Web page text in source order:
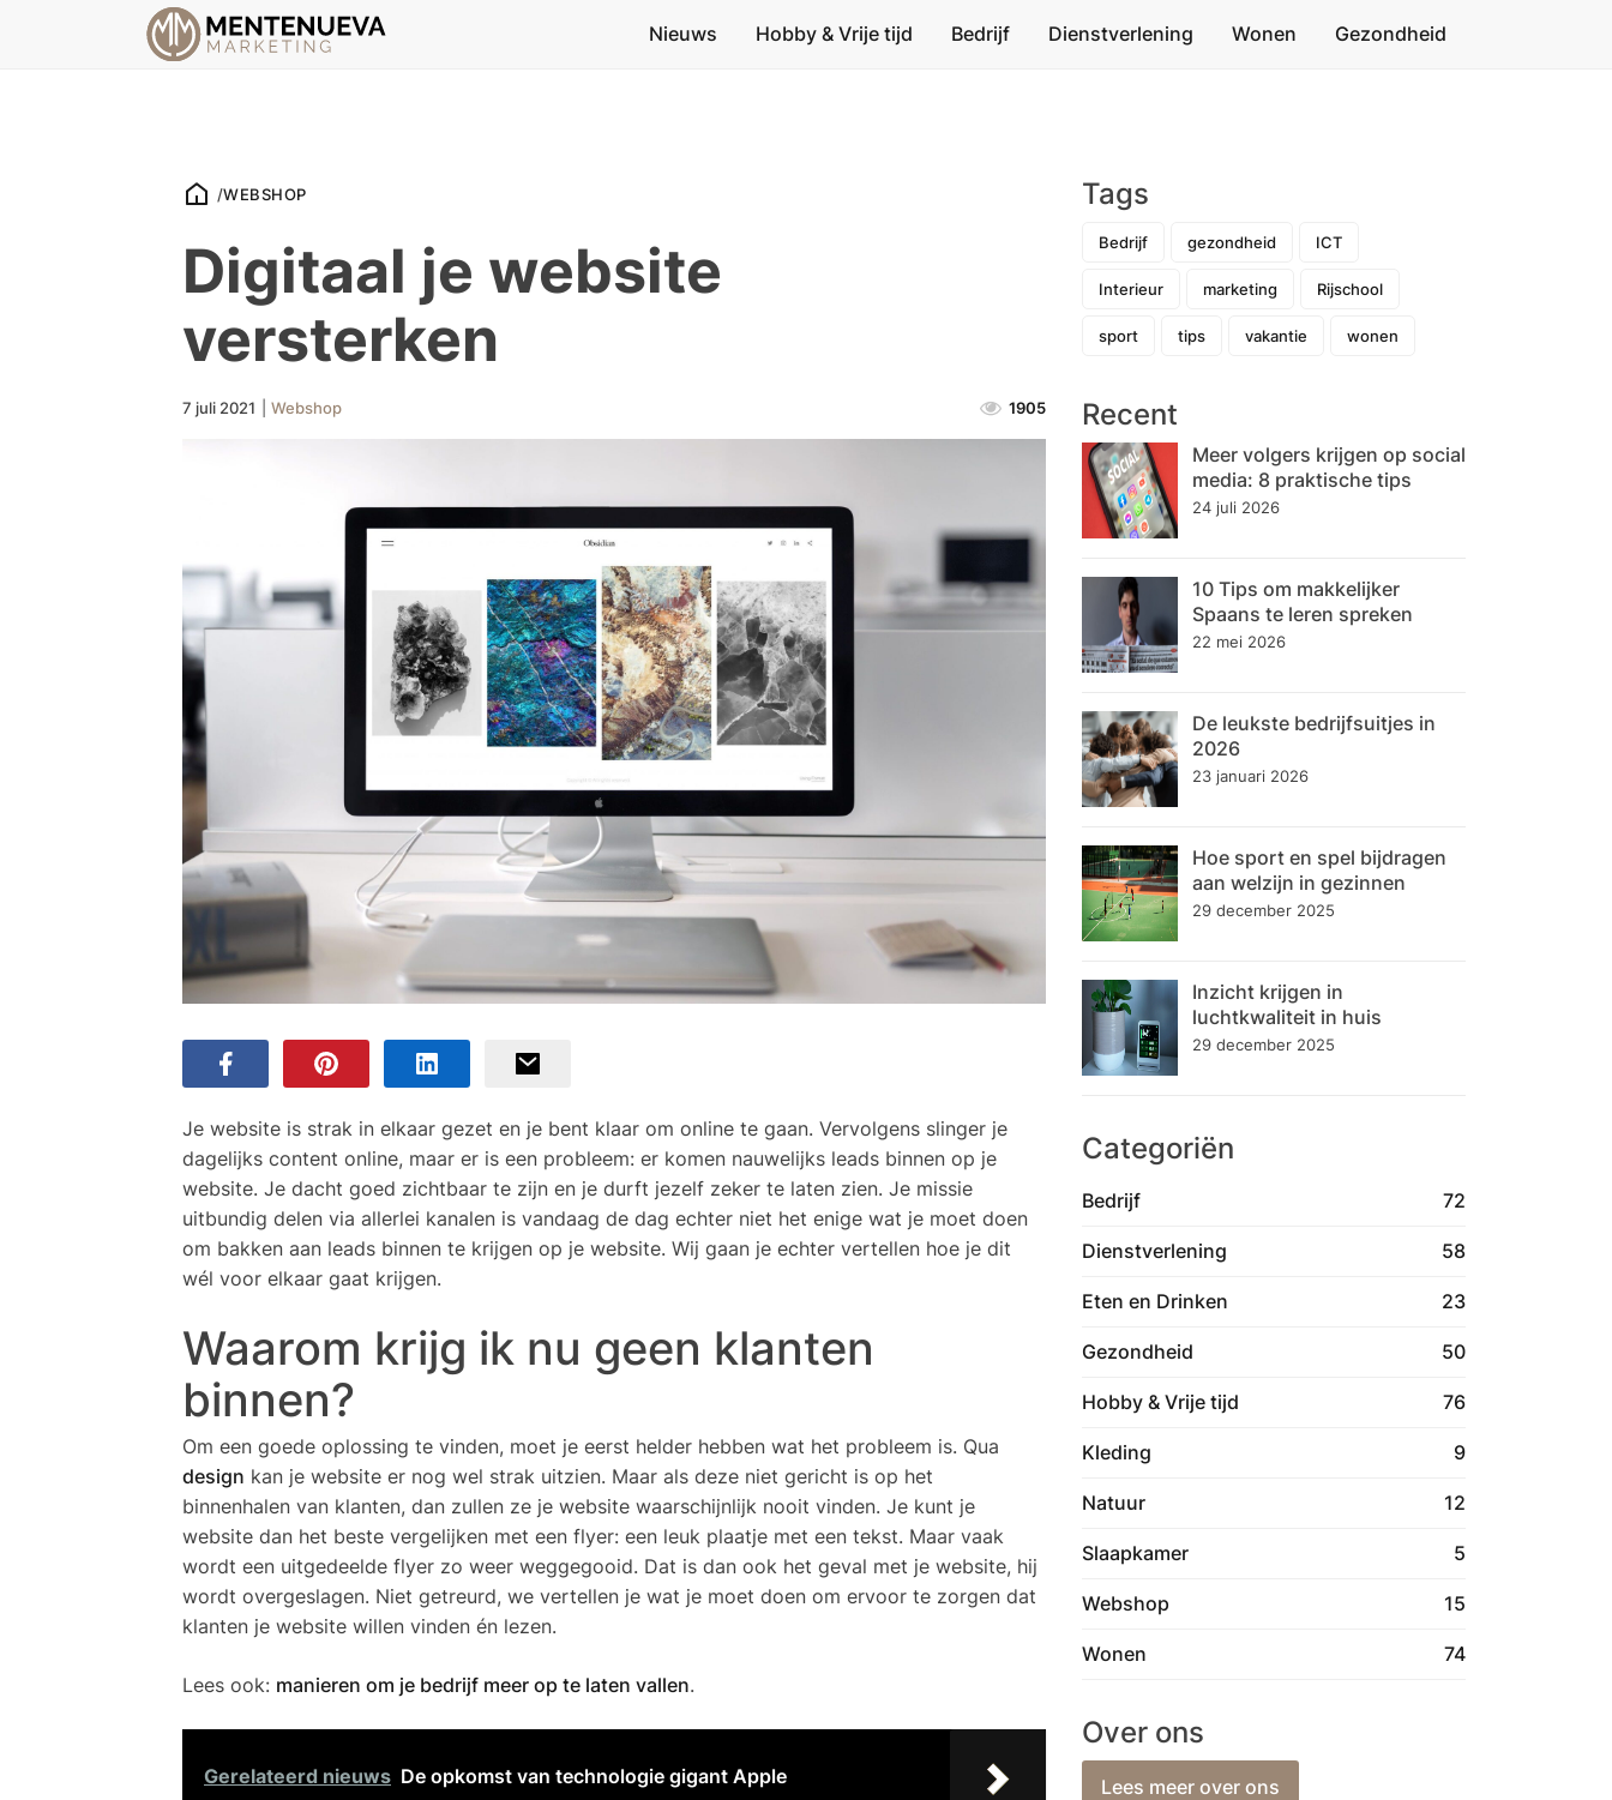
Nieuws Hobby & Vrije tijd Bedrijf Dienstverlening Wonen Gezondheid
/WEBSHOP
Digitaal je website
versterken
7 juli 2021 Webshop 1905
Je website is strak in elkaar gezet en je bent klaar om online te gaan. Vervolgens slinger je
dagelijks content online, maar er is een probleem: er komen nauwelijks leads binnen op je
website. Je dacht goed zichtbaar te zijn en je durft jezelf zeker te laten zien. Je missie
uitbundig delen via allerlei kanalen is vandaag de dag echter niet het enige wat je moet doen
om bakken aan leads binnen te krijgen op je website. Wij gaan je echter vertellen hoe je dit
wél voor elkaar gaat krijgen.
Waarom krijg ik nu geen klanten
binnen?
Om een goede oplossing te vinden, moet je eerst helder hebben wat het probleem is. Qua
design kan je website er nog wel strak uitzien. Maar als deze niet gericht is op het
binnenhalen van klanten, dan zullen ze je website waarschijnlijk nooit vinden. Je kunt je
website dan het beste vergelijken met een flyer: een leuk plaatje met een tekst. Maar vaak
wordt een uitgedeelde flyer zo weer weggegooid. Dat is dan ook het geval met je website, hij
wordt overgeslagen. Niet getreurd, we vertellen je wat je moet doen om ervoor te zorgen dat
klanten je website willen vinden én lezen.
Lees ook: manieren om je bedrijf meer op te laten vallen.
Gerelateerd nieuws De opkomst van technologie gigant Apple
Tags
Bedrijf gezondheid ICT
Interieur marketing Rijschool
sport tips vakantie wonen
Recent
Meer volgers krijgen op social
media: 8 praktische tips
24 juli 2026
10 Tips om makkelijker
Spaans te leren spreken
22 mei 2026
De leukste bedrijfsuitjes in
2026
23 januari 2026
Hoe sport en spel bijdragen
aan welzijn in gezinnen
29 december 2025
Inzicht krijgen in
luchtkwaliteit in huis
29 december 2025
Categoriën
Bedrijf 72
Dienstverlening 58
Eten en Drinken 23
Gezondheid 50
Hobby & Vrije tijd 76
Kleding 9
Natuur 12
Slaapkamer 5
Webshop 15
Wonen 74
Over ons
Lees meer over ons